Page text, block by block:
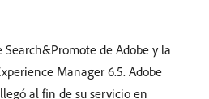
de Adobe y la
Manager 6.5. Adobe
al fin de su servicio en